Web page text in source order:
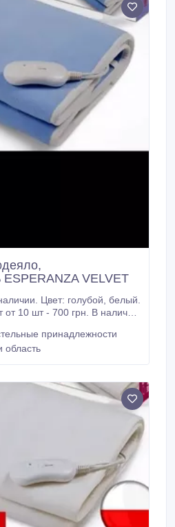
ESPERANZA VELVET
Цвет: голубой, белый.
10 шт - 700 грн. В наличии
Отправка НоваяПочта,
не отправлю. Оплата: нал
принадлежности
область